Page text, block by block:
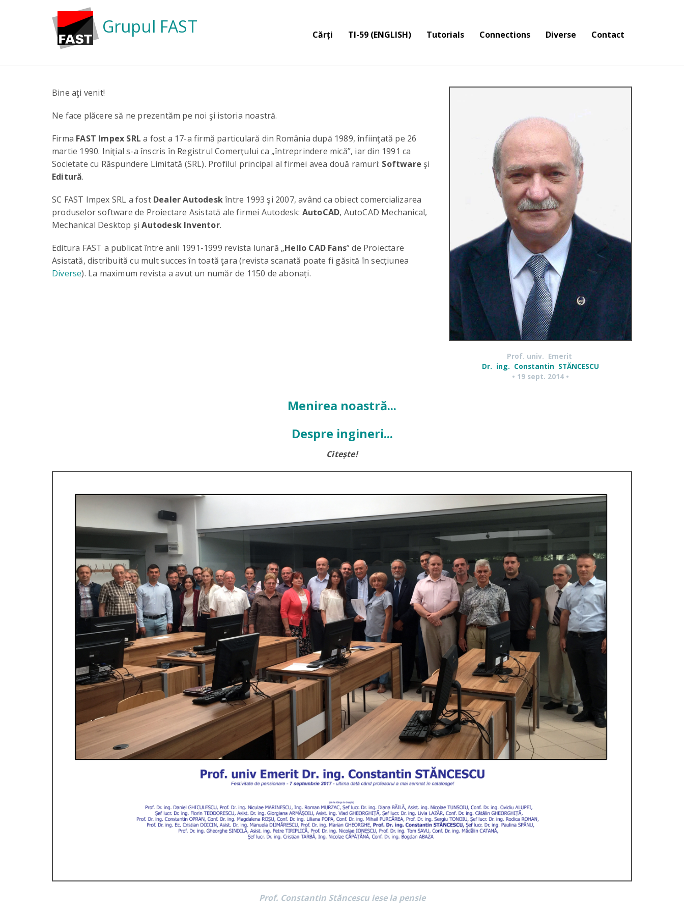
Grupul FAST Cărți TI-59 (ENGLISH) Tutorials Connections Diverse Contact
Bine aţi venit!
Ne face plăcere să ne prezentăm pe noi şi istoria noastră.
Firma FAST Impex SRL a fost a 17-a firmă particulară din România după 1989, înfiinţată pe 26
martie 1990. Iniţial s-a înscris în Registrul Comerţului ca „întreprindere mică”, iar din 1991 ca
Societate cu Răspundere Limitată (SRL). Profilul principal al firmei avea două ramuri: Software şi
Editură.
SC FAST Impex SRL a fost Dealer Autodeskîntre 1993 şi 2007, având ca obiect comercializarea
produselor software de Proiectare Asistată ale firmei Autodesk: AutoCAD, AutoCAD Mechanical,
Mechanical Desktop şiAutodesk Inventor.
Editura FAST a publicat între anii 1991-1999 revista lunară „Hello CAD Fans” de Proiectare
Asistată, distribuită cu mult succes în toată ţara (revista scanată poate fi găsită în secțiunea
Diverse). La maximum revista a avut un număr de 1150 de abonați.
Prof. univ. Emerit
Dr. ing. Constantin STĂNCESCU
• 19 sept. 2014 •
Menirea noastră...
Despre ingineri...
Citește!
Prof. Constantin Stăncescu iese la pensie